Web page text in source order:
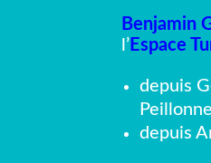
Benjamin
l’ Espace
depuis
depuis